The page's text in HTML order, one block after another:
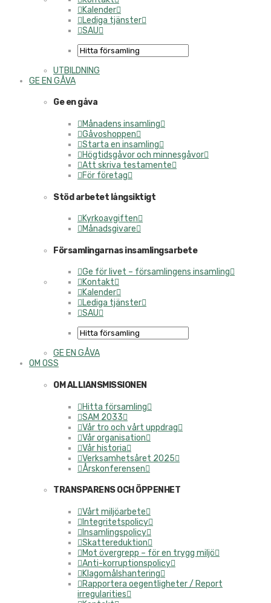
Kalender
Lediga tjänster
SAU
UTBILDNING
GE EN GÅVA
Ge en gåva
Månadens insamling
Gåvoshoppen
Starta en insamling
Högtidsgåvor och minnesgåvor
Att skriva testamente
För företag
Stöd arbetet långsiktigt
Kyrkoavgiften
Månadsgivare
Församlingarnas insamlingsarbete
Ge för livet – församlingens insamling
Kontakt
Kalender
Lediga tjänster
SAU
GE EN GÅVA
OM OSS
OM ALLIANSMISSIONEN
Hitta församling
SAM 2033
Vår tro och vårt uppdrag
Vår organisation
Vår historia
Verksamhetsåret 2025
Årskonferensen
TRANSPARENS OCH ÖPPENHET
Vårt miljöarbete
Integritetspolicy
Insamlingspolicy
Skattereduktion
Mot övergrepp – för en trygg miljö
Anti-korruptionspolicy
Klagomålshantering
Rapportera oegentligheter / Report
irregularities